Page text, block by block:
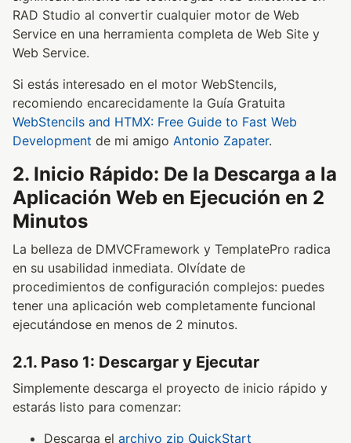
RAD Studio al convertir cualquier motor de Web
Service en una herramienta completa de Web Site y
Web Service.
Si estás interesado en el motor WebStencils,
recomiendo encarecidamente la Guía Gratuita
WebStencils and HTMX: Free Guide to Fast Web
Development de mi amigo Antonio Zapater.
2. Inicio Rápido: De la Descarga a la
Aplicación Web en Ejecución en 2
Minutos
La belleza de DMVCFramework y TemplatePro radica
en su usabilidad inmediata. Olvídate de
procedimientos de configuración complejos: puedes
tener una aplicación web completamente funcional
ejecutándose en menos de 2 minutos.
2.1. Paso 1: Descargar y Ejecutar
Simplemente descarga el proyecto de inicio rápido y
estarás listo para comenzar:
Descarga el archivo zip QuickStart